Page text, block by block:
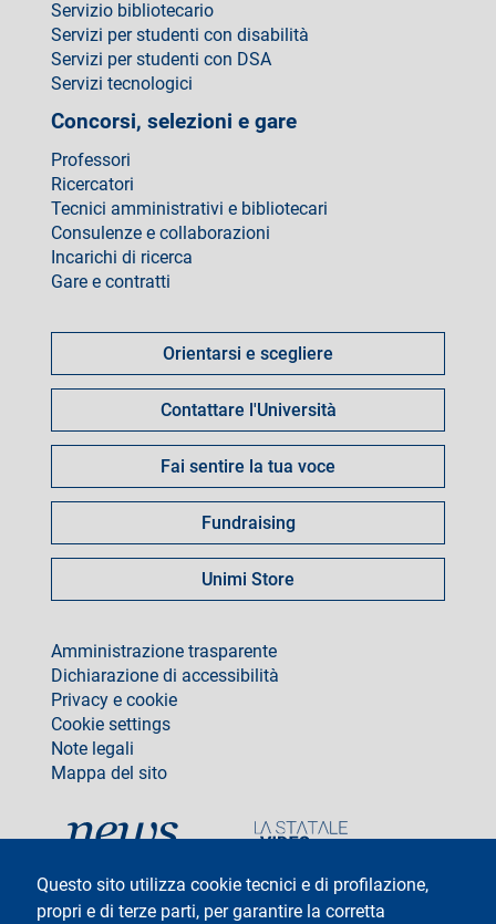
Questo sito utilizza cookie tecnici e di profilazione,
propri e di terze parti, per garantire la corretta
Servizio bibliotecario
Servizi per studenti con disabilità
Servizi per studenti con DSA
Servizi tecnologici
Concorsi, selezioni e gare
Professori
Ricercatori
Tecnici amministrativi e bibliotecari
Consulenze e collaborazioni
Incarichi di ricerca
Gare e contratti
fare
Orientarsi e scegliere
Contattare l'Università
Fai sentire la tua voce
Fundraising
Unimi Store
footer
Amministrazione trasparente
Dichiarazione di accessibilità
Privacy e cookie
Cookie settings
Note legali
Mappa del sito
social